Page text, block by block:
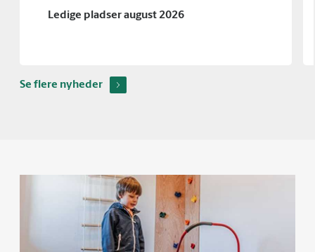
Ledige pladser august 2026
Se flere nyheder